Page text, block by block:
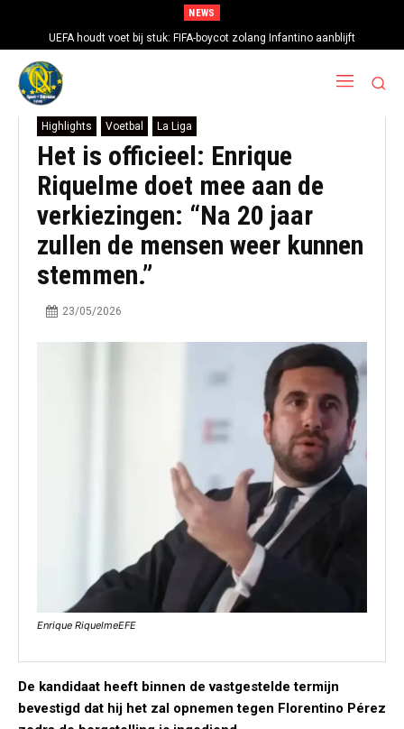
NEWS
UEFA houdt voet bij stuk: FIFA-boycot zolang Infantino aanblijft
Highlights Voetbal La Liga
Het is officieel: Enrique
Riquelme doet mee aan de
verkiezingen: “Na 20 jaar
zullen de mensen weer kunnen
stemmen.”
23/05/2026
Enrique RiquelmeEFE
De kandidaat heeft binnen de vastgestelde termijn
bevestigd dat hij het zal opnemen tegen Florentino Pérez